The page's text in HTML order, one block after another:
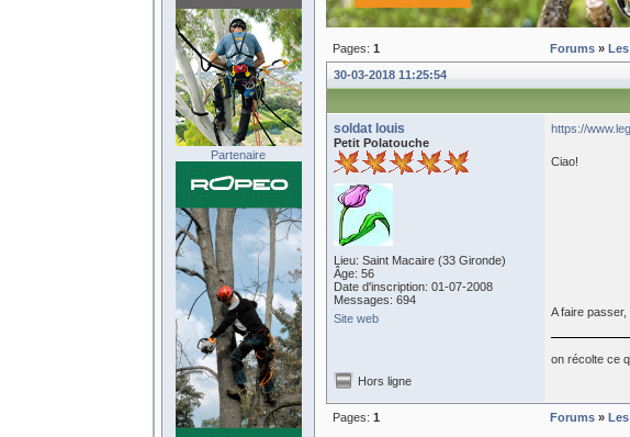
Pages: 1 Forums »
30-03-2018 11:25:54
soldat louis
Petit Polatouche
Lieu: Saint Macaire (33 Gironde)
Âge: 56
Date d'inscription: 01-07-2008
Messages: 694
Site web
https://
Ciao!
A faire
on récolte ce
Hors ligne
Pages: 1 Forums »
Partenaire